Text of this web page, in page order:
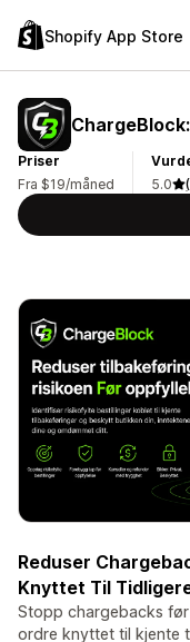
Shopify App Store
Priser
Fra $19/måned
5.0
Reduser
Knyttet Til
Stopp chargebacks
ordre knyttet til kjente